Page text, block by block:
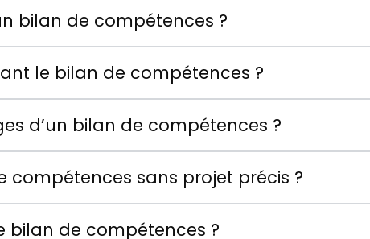
bilan de compétences ?
le bilan de compétences ?
d’un bilan de compétences ?
compétences sans projet précis ?
bilan de compétences ?